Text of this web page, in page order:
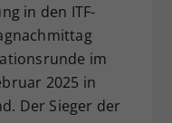
in den ITF-
im
2025 in
Der Sieger der